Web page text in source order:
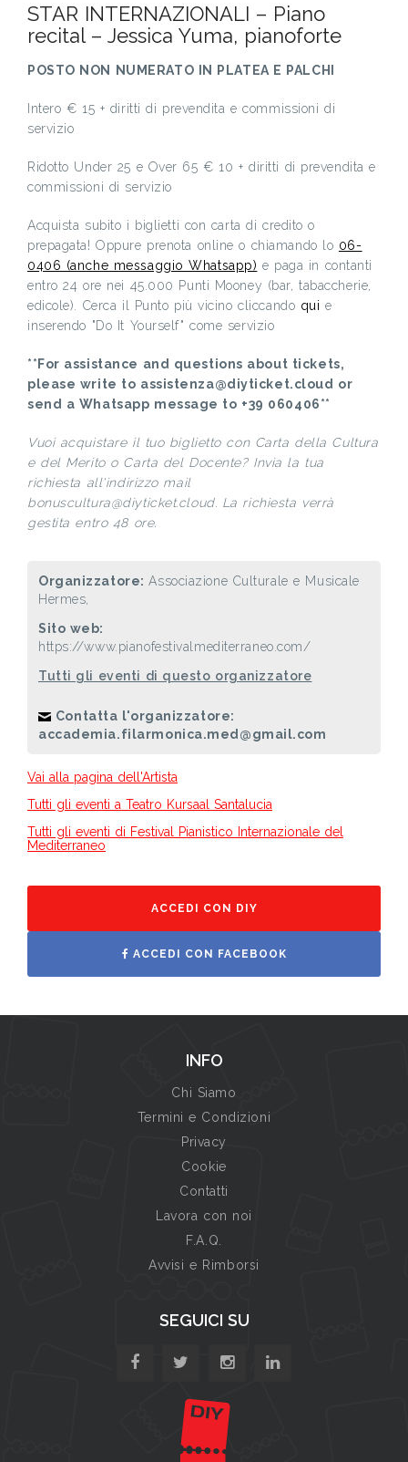
STAR INTERNAZIONALI – Piano
recital – Jessica Yuma, pianoforte
POSTO NON NUMERATO IN PLATEA E PALCHI
Intero € 15 + diritti di prevendita e commissioni di
servizio
Ridotto Under 25 e Over 65 € 10 + diritti di prevendita e
commissioni di servizio
Acquista subito i biglietti con carta di credito o
prepagata! Oppure prenota online o chiamando lo 06-
0406 (anche messaggio Whatsapp) e paga in contanti
entro 24 ore nei 45.000 Punti Mooney (bar, tabaccherie,
edicole). Cerca il Punto più vicino cliccando qui e
inserendo "Do It Yourself" come servizio
**For assistance and questions about tickets,
please write to assistenza@diyticket.cloud or
send a Whatsapp message to +39 060406**
Vuoi acquistare il tuo biglietto con Carta della Cultura
e del Merito o Carta del Docente? Invia la tua
richiesta all'indirizzo mail
bonuscultura@diyticket.cloud. La richiesta verrà
gestita entro 48 ore.
Organizzatore:Associazione Culturale e Musicale
Hermes,
Sito web:
https://www.pianofestivalmediterraneo.com/
Tutti gli eventi di questo organizzatore
Contatta l'organizzatore:
accademia.filarmonica.med@gmail.com
Vai alla pagina dell'Artista
Tutti gli eventi a Teatro Kursaal Santalucia
Tutti gli eventi di Festival Pianistico Internazionale del
Mediterraneo
ACCEDI CON DIY
ACCEDI CON FACEBOOK
INFO
Chi Siamo
Termini e Condizioni
Privacy
Cookie
Contatti
Lavora con noi
F.A.Q.
Avvisi e Rimborsi
SEGUICI SU